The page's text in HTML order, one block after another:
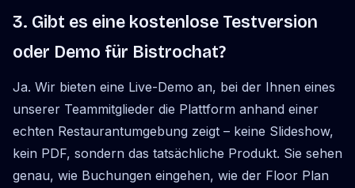
3. Gibt es eine kostenlose Testversion
oder Demo für Bistrochat?
Ja. Wir bieten eine Live-Demo an, bei der Ihnen eines
unserer Teammitglieder die Plattform anhand einer
echten Restaurantumgebung zeigt – keine Slideshow,
kein PDF, sondern das tatsächliche Produkt. Sie sehen
genau, wie Buchungen eingehen, wie der Floor Plan